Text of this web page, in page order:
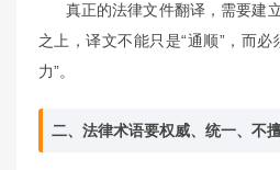
真正的法律文件翻译，需要建
之上，译文不能只是“通顺”，而
力”。
二、法律术语要权威、统一、不